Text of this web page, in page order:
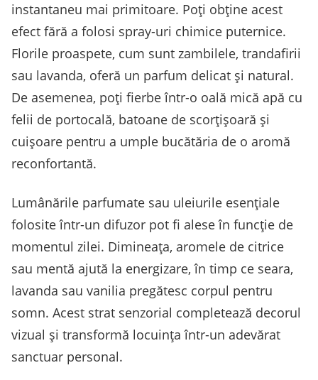
instantaneu mai primitoare. Poți obține acest
efect fără a folosi spray-uri chimice puternice.
Florile proaspete, cum sunt zambilele, trandafirii
sau lavanda, oferă un parfum delicat și natural.
De asemenea, poți fierbe într-o oală mică apă cu
felii de portocală, batoane de scorțișoară și
cuișoare pentru a umple bucătăria de o aromă
reconfortantă.
Lumânările parfumate sau uleiurile esențiale
folosite într-un difuzor pot fi alese în funcție de
momentul zilei. Dimineața, aromele de citrice
sau mentă ajută la energizare, în timp ce seara,
lavanda sau vanilia pregătesc corpul pentru
somn. Acest strat senzorial completează decorul
vizual și transformă locuința într-un adevărat
sanctuar personal.